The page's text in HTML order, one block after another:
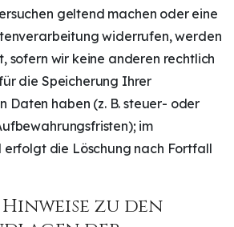
geltend machen oder eine
widerrufen, werden
sofern wir keine anderen rechtlich
die Speicherung Ihrer
Daten haben (z. B. steuer- oder
im
erfolgt die Löschung nach Fortfall
zu den